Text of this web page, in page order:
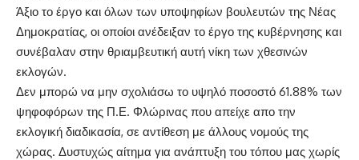
Άξιο το έργο και όλων των υποψηφίων βουλευτών της Νέας
Δημοκρατίας, οι οποίοι ανέδειξαν το έργο της κυβέρνησης και
συνέβαλαν στην θριαμβευτική αυτή νίκη των χθεσινών
εκλογών.
Δεν μπορώ να μην σχολιάσω το υψηλό ποσοστό 61.88% των
ψηφοφόρων της Π.Ε. Φλώρινας που απείχε απο την
εκλογική διαδικασία, σε αντίθεση με άλλους νομούς της
χώρας. Δυστυχώς αίτημα για ανάπτυξη του τόπου μας χωρίς